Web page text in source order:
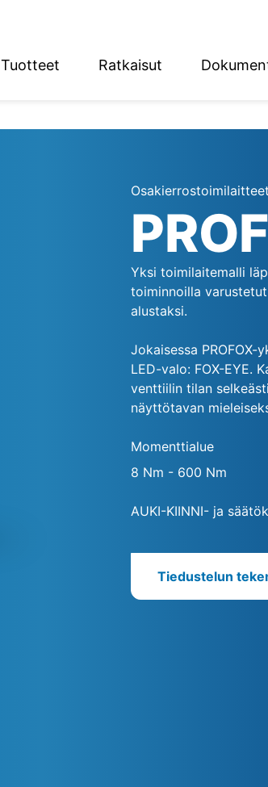
Tuotteet Ratkaisut
Deutsch
Yksi toimilaitemalli
toiminnoilla
alustaksi.
Jokaisessa
LED-valo: FOX-EYE.
venttiilin tilan
näyttötavan
Momenttialue
8 Nm - 600 Nm
AUKI-KIINNI- ja
Tiedustelun